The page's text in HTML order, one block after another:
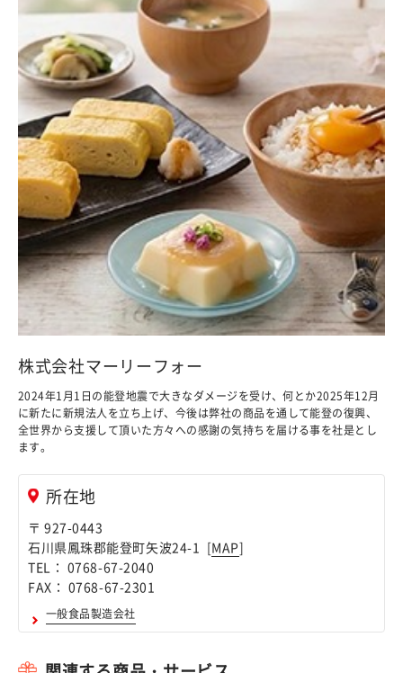
株式会社マーリーフォー
2024年1月1日の能登地震で大きなダメージを受け、何とか2025年12月
に新たに新規法人を立ち上げ、今後は弊社の商品を通して能登の復興、
全世界から支援して頂いた方々への感謝の気持ちを届ける事を社是とし
ます。
所在地
〒 927-0443
石川県鳳珠郡能登町矢波24-1 [MAP]
TEL： 0768-67-2040
FAX： 0768-67-2301
一般食品製造会社